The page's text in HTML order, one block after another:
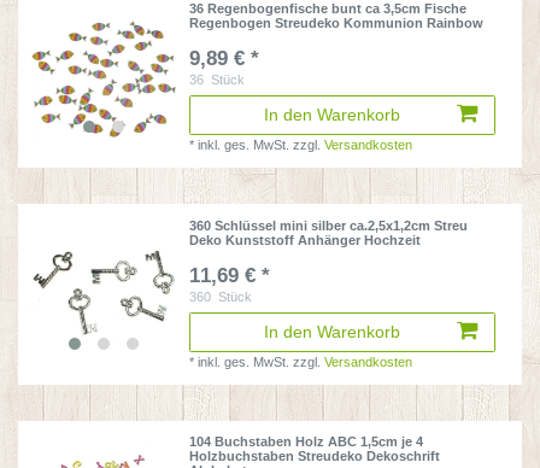
36 Regenbogenfische bunt ca 3,5cm Fische
Regenbogen Streudeko Kommunion Rainbow
9,89 € *
36 Stück
In den Warenkorb
*inkl. ges. MwSt. zzgl.Versandkosten
360 Schlüssel mini silber ca.2,5x1,2cm Streu
Deko Kunststoff Anhänger Hochzeit
11,69 € *
360 Stück
In den Warenkorb
*inkl. ges. MwSt. zzgl.Versandkosten
104 Buchstaben Holz ABC 1,5cm je 4
Holzbuchstaben Streudeko Dekoschrift